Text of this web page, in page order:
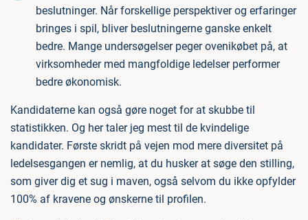
beslutninger. Når forskellige perspektiver og erfaringer
bringes i spil, bliver beslutningerne ganske enkelt
bedre. Mange undersøgelser peger ovenikøbet på, at
virksomheder med mangfoldige ledelser performer
bedre økonomisk.
Kandidaterne kan også gøre noget for at skubbe til
statistikken. Og her taler jeg mest til de kvindelige
kandidater. Første skridt på vejen mod mere diversitet på
ledelsesgangen er nemlig, at du husker at søge den stilling,
som giver dig et sug i maven, også selvom du ikke opfylder
100% af kravene og ønskerne til profilen.